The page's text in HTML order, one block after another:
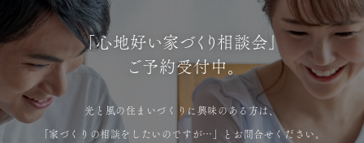
「心地好い家づくり相談会」
ご予約受付中。
光と風の住まいづくりに興味のある方は、
「家づくりの相談をしたいのですが…」とお問合せください。